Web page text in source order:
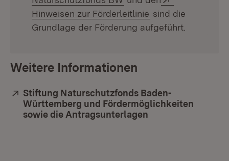
Hinweisen zur Förderleitlinie (Öffnet in neuem
sind die
Grundlage der Förderung aufgeführt.
Weitere Informationen
Extern:
Stiftung Naturschutzfonds Baden-
Württemberg und Fördermöglichkeiten
sowie die Antragsunterlagen